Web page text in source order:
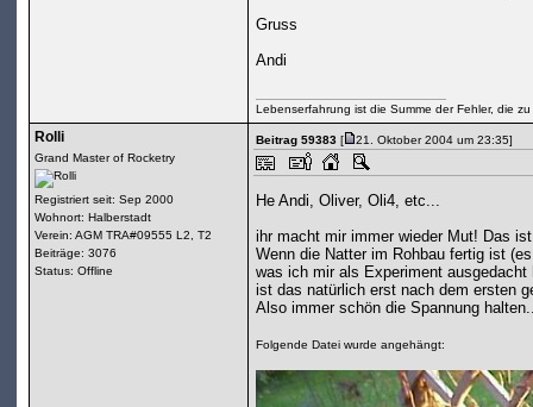
Gruss
Andi
Lebenserfahrung ist die Summe der Fehler, die
Rolli
Grand Master of Rocketry
Registriert seit: Sep 2000
Wohnort: Halberstadt
Verein: AGM TRA#09555 L2, T2
Beiträge: 3076
Status: Offline
Beitrag 59383[ 21. Oktober 2004 um 23:35]
He Andi, Oliver, Oli4, etc...
ihr macht mir immer wieder Mut! Das
Wenn die Natter im Rohbau fertig ist
was ich mir als Experiment
ist das natürlich erst nach dem ersten
Also immer schön die Spannung
Folgende Datei wurde angehängt: